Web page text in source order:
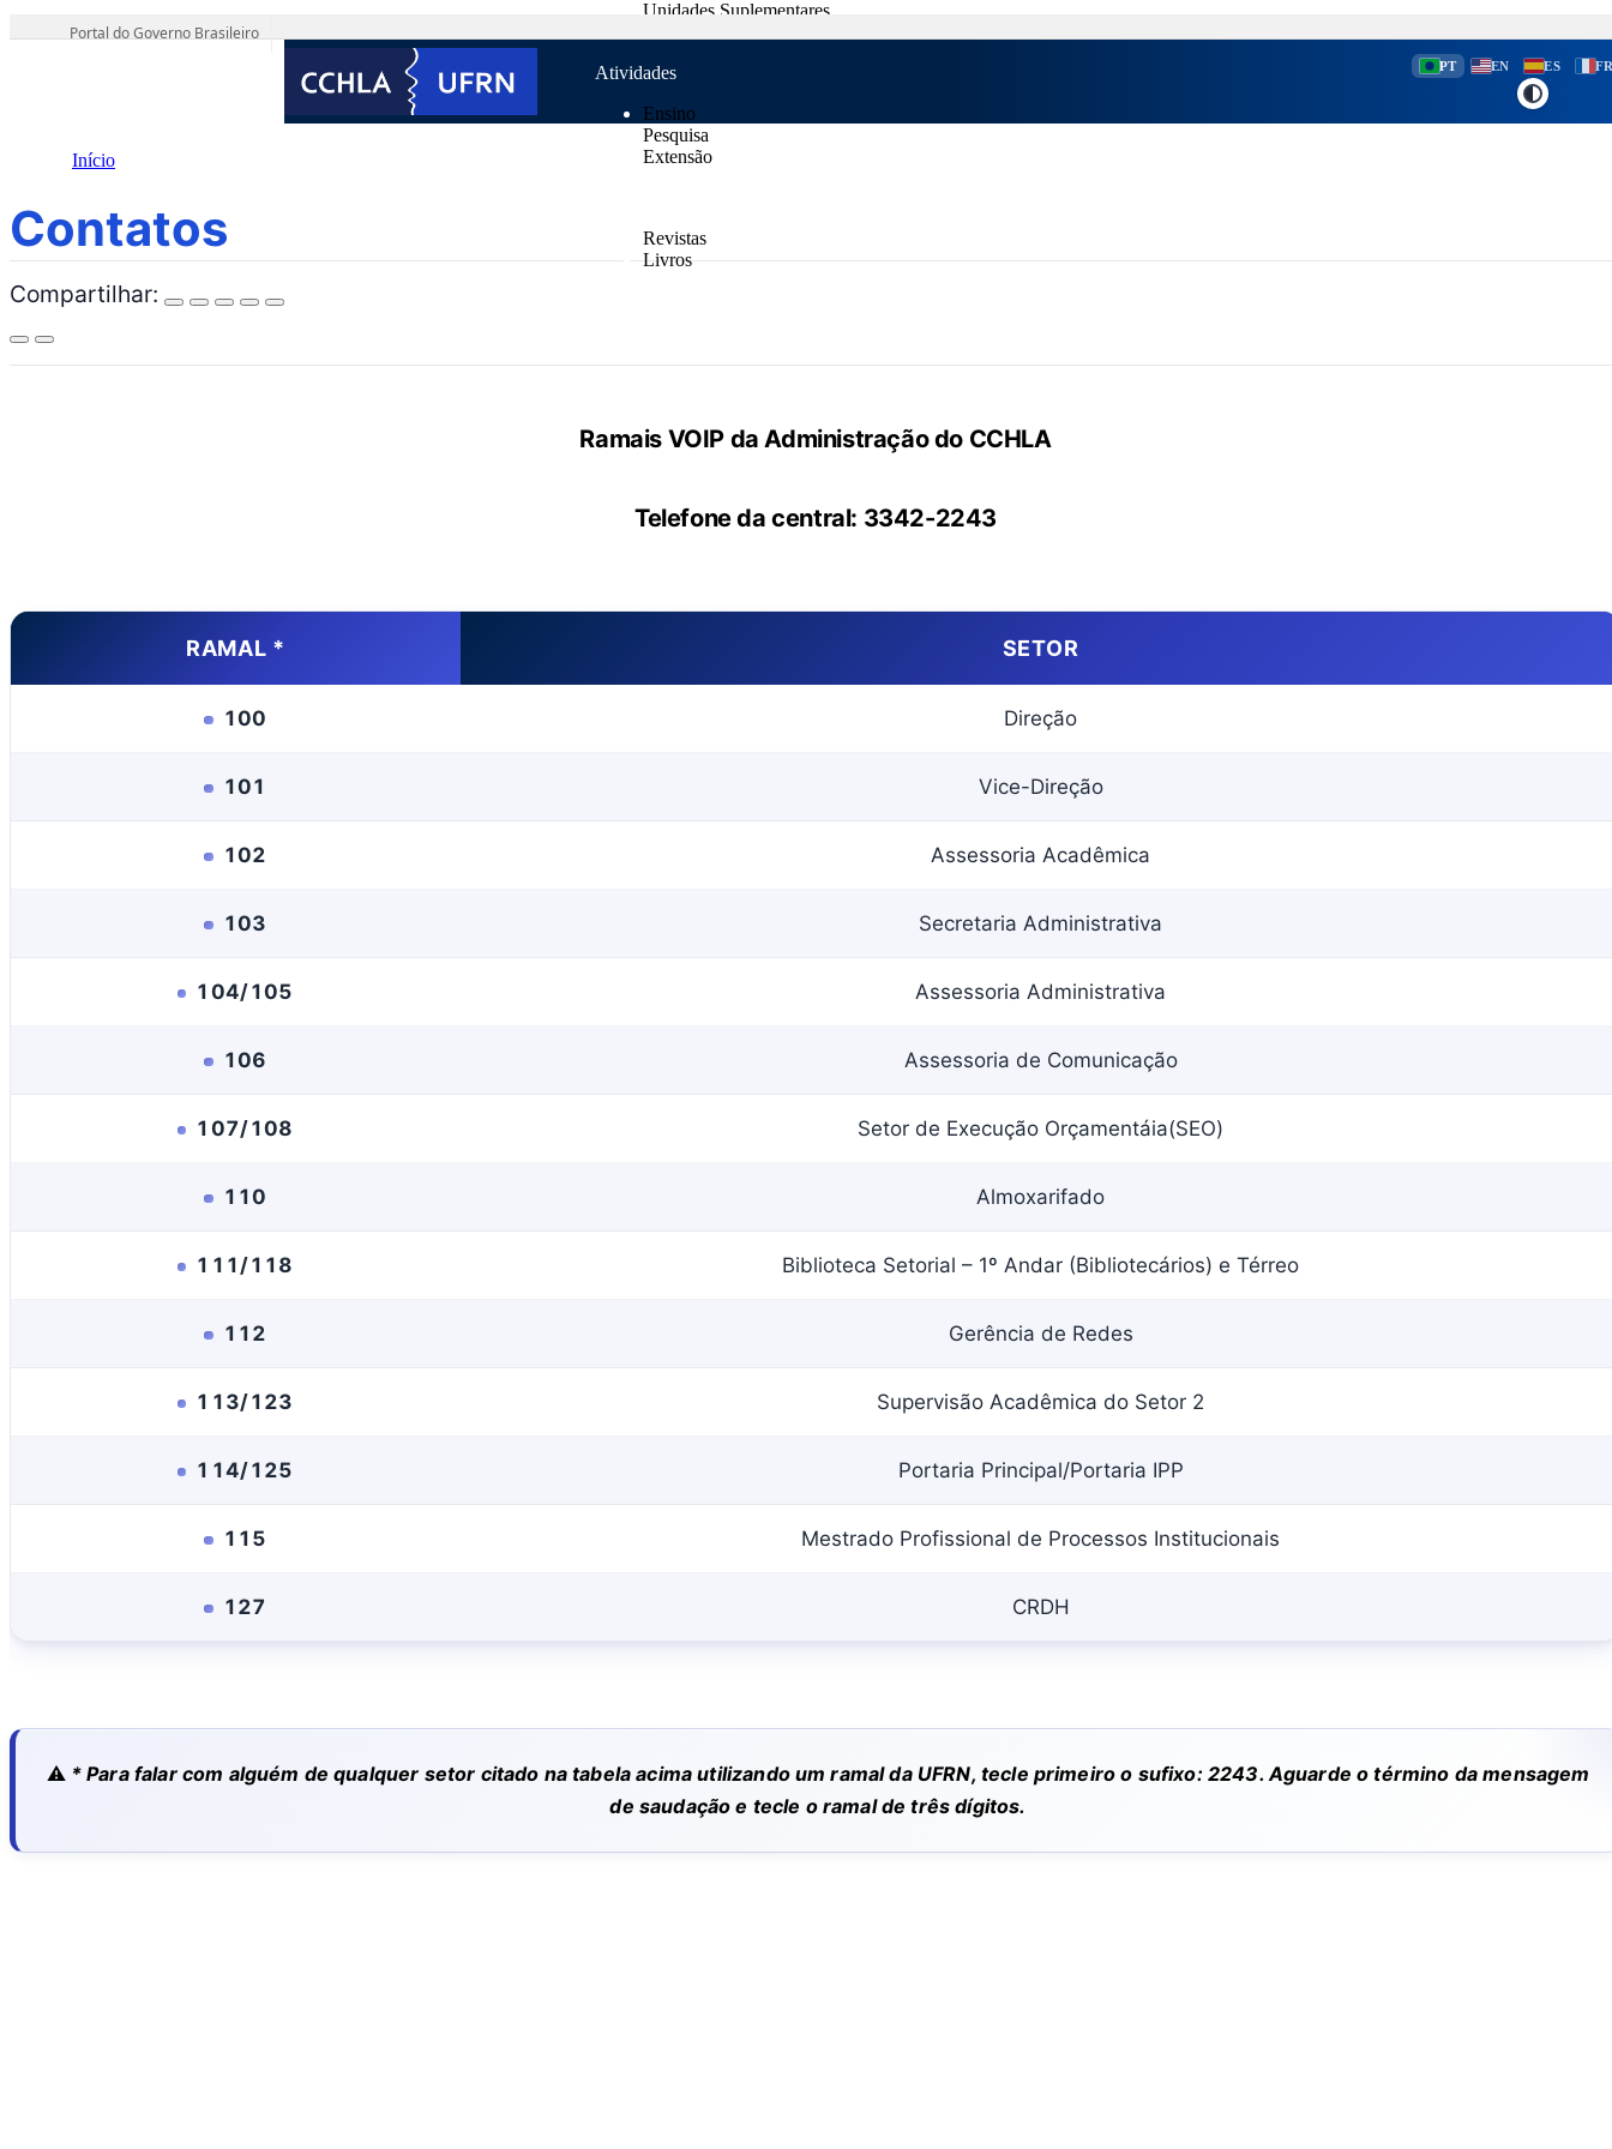
Portal do Governo Brasileiro
Unidades Suplementares
Atividades
Ensino
Pesquisa
Extensão
Revistas
Livros
PT EN ES
Início
Contatos
Compartilhar:
Ramais VOIP da Administração do CCHLA
Telefone da central: 3342-2243
RAMAL * SETOR
100 Direção
101 Vice-Direção
102 Assessoria Acadêmica
103 Secretaria Administrativa
104/105 Assessoria Administrativa
106 Assessoria de Comunicação
107/108 Setor de Execução Orçamentáia(SEO)
110 Almoxarifado
111/118 Biblioteca Setorial – 1º Andar (Bibliotecários) e Térreo
112 Gerência de Redes
113/123 Supervisão Acadêmica do Setor 2
114/125 Portaria Principal/Portaria IPP
115 Mestrado Profissional de Processos Institucionais
127 CRDH
* Para falar com alguém de qualquer setor citado na tabela acima utilizando um ramal da UFRN, tecle primeiro o sufixo: 2243. Aguarde o término da mensagem
de saudação e tecle o ramal de três dí­gitos.